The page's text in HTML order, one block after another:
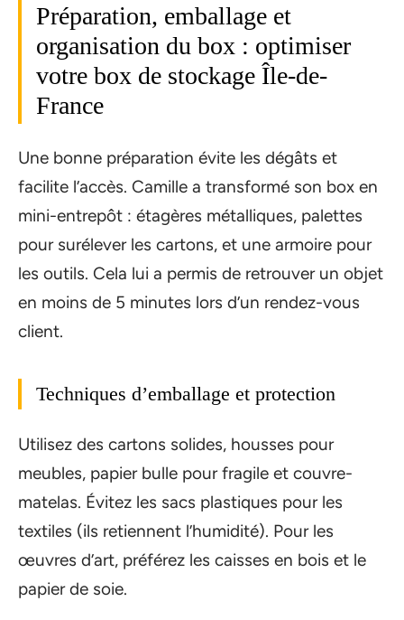
Préparation, emballage et
organisation du box : optimiser
votre box de stockage Île-de-
France
Une bonne préparation évite les dégâts et
facilite l’accès. Camille a transformé son box en
mini-entrepôt : étagères métalliques, palettes
pour surélever les cartons, et une armoire pour
les outils. Cela lui a permis de retrouver un objet
en moins de 5 minutes lors d’un rendez-vous
client.
Techniques d’emballage et protection
Utilisez des cartons solides, housses pour
meubles, papier bulle pour fragile et couvre-
matelas. Évitez les sacs plastiques pour les
textiles (ils retiennent l’humidité). Pour les
œuvres d’art, préférez les caisses en bois et le
papier de soie.